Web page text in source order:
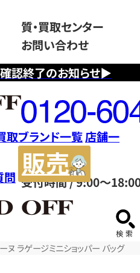
認終了のお知らせ▶
質・買取センター
お問い合わせ
フ
リ
ー
ダ
イ
ヤ
ル
0120604117
受付時間 / 9:00～
取ブランド一覧店舗一
問
サ
ヌ ラゲージミニショッパー バッグ の